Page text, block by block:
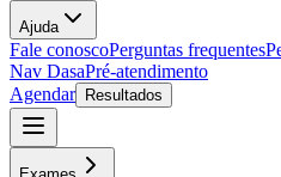
Ajuda
Fale conoscoPerguntas frequentes
Nav DasaPré-atendimento
Agendar
Resultados